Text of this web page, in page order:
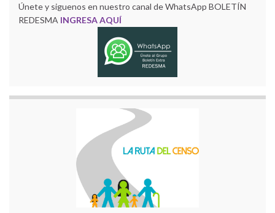
Únete y siguenos en nuestro canal de WhatsApp BOLETÍN
REDESMA INGRESA AQUÍ